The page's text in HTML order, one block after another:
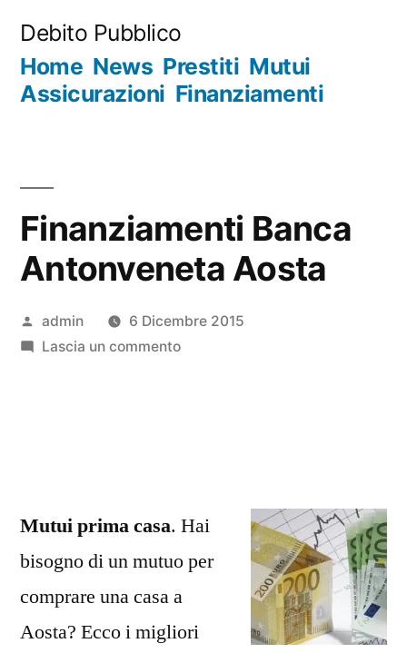
contenuto
Debito Pubblico
Home News Prestiti Mutui
Assicurazioni Finanziamenti
Finanziamenti Banca
Antonveneta Aosta
Pubblicato
da
admin
6 Dicembre 2015
Lascia un commentosu
Mutui prima casa. Hai
bisogno di un mutuo per
comprare una casa a
Aosta? Ecco i migliori